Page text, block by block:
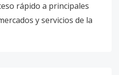
rápido a principales
y servicios de la